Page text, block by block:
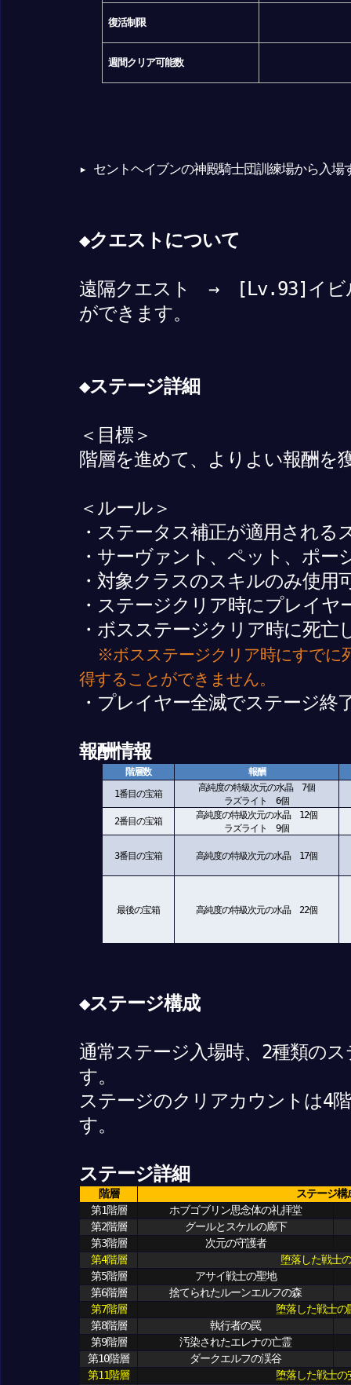
復活制限
週間クリア可能数
▸ セントヘイブンの神殿騎士団訓練場から入場
◆クエストについて
遠隔クエスト → [Lv.93]イビ
ができます。
◆ステージ詳細
＜目標＞
階層を進めて、よりよい報酬を
＜ルール＞
・ステータス補正が適用される
・サーヴァント、ペット、ポ
・対象クラスのスキルのみ使用
・ステージクリア時にプレイヤ
・ボスステージクリア時に死亡
※ボスステージクリア時にすでに
得することができません。
・プレイヤー全滅でステージ終
報酬情報
階層数
報酬
1番目の宝箱
高純度の特級次元の水晶 7個
ラズライト 6個
2番目の宝箱
高純度の特級次元の水晶 12個
ラズライト 9個
3番目の宝箱 高純度の特級次元の水晶 17個
最後の宝箱 高純度の特級次元の水晶 22個
◆ステージ構成
通常ステージ入場時、2種類の
す。
ステージのクリアカウントは4
す。
ステージ詳細
階層
ステージ構
第1階層
ホブゴブリン思念体の礼拝堂
第2階層
グールとスケルの廊下
第3階層
次元の守護者
第4階層
堕落した戦士
第5階層
アサイ戦士の聖地
第6階層
捨てられたルーンエルフの森
第7階層
堕落した戦士の
第8階層
執行者の罠
第9階層
汚染されたエレナの亡霊
第10階層
ダークエルフの渓谷
第11階層
堕落した戦士の